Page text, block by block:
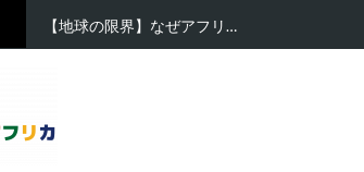
【地球の限界】なぜアフリ…